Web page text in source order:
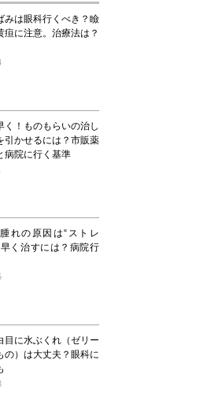
みは眼科行くべき？瞼
疸に注意。治療法は？
く！ものもらいの治し
引かせるには？市販薬
病院に行く基準
れの原因は“ストレ
く治すには？病院行
目に水ぶくれ（ゼリー
の）は大丈夫？眼科に